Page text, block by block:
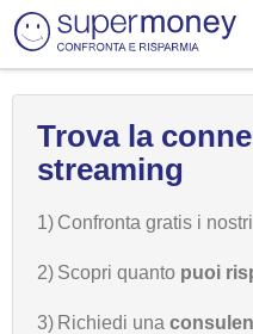
Trova la
streaming
1) Confronta gratis i nostri
2) Scopri quanto puoi
3) Richiedi una